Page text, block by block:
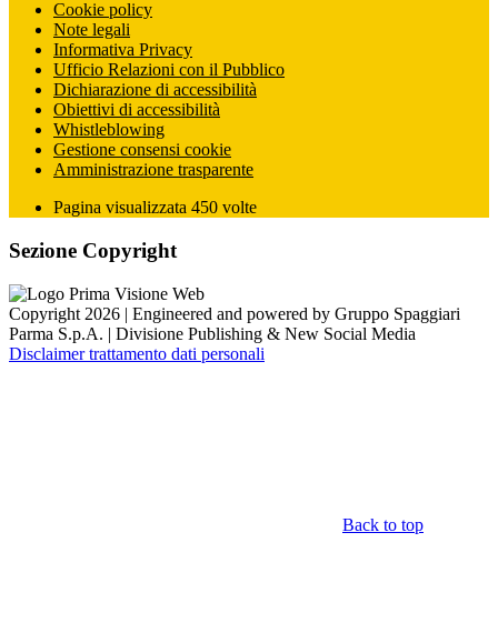
Cookie policy
Note legali
Informativa Privacy
Ufficio Relazioni con il Pubblico
Dichiarazione di accessibilità
Obiettivi di accessibilità
Whistleblowing
Gestione consensi cookie
Amministrazione trasparente
Pagina visualizzata 450 volte
Sezione Copyright
Copyright 2026 | Engineered and powered by Gruppo Spaggiari
Parma S.p.A. | Divisione Publishing & New Social Media
Disclaimer trattamento dati personali
Back to top